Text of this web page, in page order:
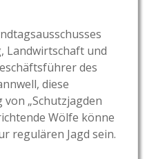
Landwirtschaft und
des
diese
„Schutzjagden
Wölfe könne
regulären Jagd sein.